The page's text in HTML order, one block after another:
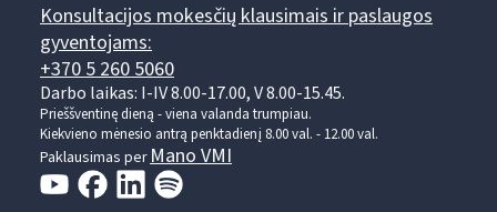
Konsultacijos mokesčių klausimais ir paslaugos
gyventojams:
+370 5 260 5060
Darbo laikas: I-IV 8.00-17.00, V 8.00-15.45.
Prieššventinę dieną - viena valanda trumpiau.
Kiekvieno mėnesio antrą penktadienį 8.00 val. - 12.00 val.
Paklausimas per Mano VMI